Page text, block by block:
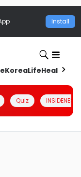
Install
KoreaLifeHealth
Quiz INSIDENESIA